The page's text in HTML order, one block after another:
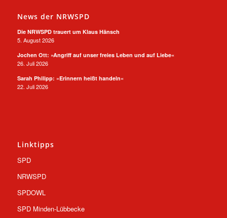
News der NRWSPD
Die NRWSPD trauert um Klaus Hänsch
5. August 2026
Jochen Ott: »Angriff auf unser freies Leben und auf Liebe«
26. Juli 2026
Sarah Philipp: »Erinnern heißt handeln«
22. Juli 2026
Linktipps
SPD
NRWSPD
SPDOWL
SPD Minden-Lübbecke